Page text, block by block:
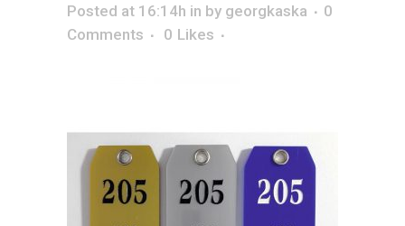
Posted at 16:14h in by georgkaska
0
Comments
0 Likes